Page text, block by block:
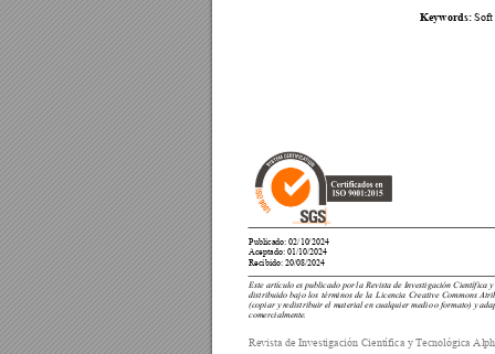
Revista de Investigación Científica y Tecnológica Alph
Keywords: Soft
Publicado: 02/10/2024
Aceptado: 01/10/2024
Recibido: 20/08/2024
Este artículo es publicado por la Revista de Investigación Científica y
distribuido bajo los términos de la Licencia Creative Commons
(copiar y redistribuir el material en cualquier medio o formato) y a
comercialmente.